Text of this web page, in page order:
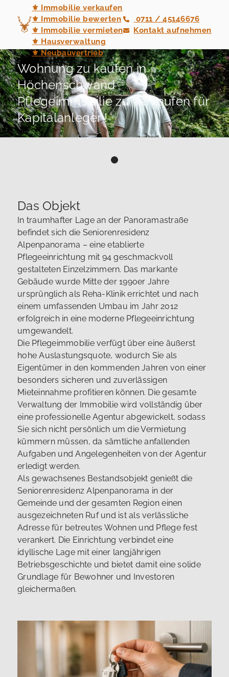
⚜ Immobilie verkaufen
⚜ Immobilie bewerten
⚜ Immobilie vermieten
⚜ Hausverwaltung
⚜ Neubauvertrieb
0711 / 45146676
Kontakt aufnehmen
Wohnung zu kaufen in
Höchenschwand
Pflegeimmobilie zu Verkaufen für
Kapitalanleger !
Das Objekt
In traumhafter Lage an der Panoramastraße
befindet sich die Seniorenresidenz
Alpenpanorama – eine etablierte
Pflegeeinrichtung mit 94 geschmackvoll
gestalteten Einzelzimmern. Das markante
Gebäude wurde Mitte der 1990er Jahre
ursprünglich als Reha-Klinik errichtet und nach
einem umfassenden Umbau im Jahr 2012
erfolgreich in eine moderne Pflegeeinrichtung
umgewandelt.
Die Pflegeimmobilie verfügt über eine äußerst
hohe Auslastungsquote, wodurch Sie als
Eigentümer in den kommenden Jahren von einer
besonders sicheren und zuverlässigen
Mieteinnahme profitieren können. Die gesamte
Verwaltung der Immobilie wird vollständig über
eine professionelle Agentur abgewickelt, sodass
Sie sich nicht persönlich um die Vermietung
kümmern müssen, da sämtliche anfallenden
Aufgaben und Angelegenheiten von der Agentur
erledigt werden.
Als gewachsenes Bestandsobjekt genießt die
Seniorenresidenz Alpenpanorama in der
Gemeinde und der gesamten Region einen
ausgezeichneten Ruf und ist als verlässliche
Adresse für betreutes Wohnen und Pflege fest
verankert. Die Einrichtung verbindet eine
idyllische Lage mit einer langjährigen
Betriebsgeschichte und bietet damit eine solide
Grundlage für Bewohner und Investoren
gleichermaßen.